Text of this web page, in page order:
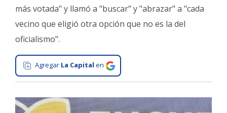
Tecnología
Gastronomía
Interés
General
La
Ciudad
más votada" y llamó a "buscar" y "abrazar" a "cada
vecino que eligió otra opción que no es la del
oficialismo".
Agregar La Capital en